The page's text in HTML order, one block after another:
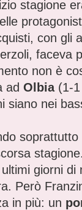
stagione
con gli
faceva
non è
ad Olbia(1-1
siano nei
giorni di
Però
in più: un